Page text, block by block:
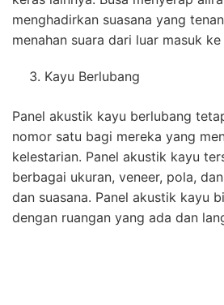
menghadirkan suasana yang
menahan suara dari luar masuk ke
Kayu Berlubang
Panel akustik kayu berlubang
nomor satu bagi mereka yang
kelestarian. Panel akustik kayu
berbagai ukuran, veneer, pola,
dan suasana. Panel akustik kayu
dengan ruangan yang ada dan